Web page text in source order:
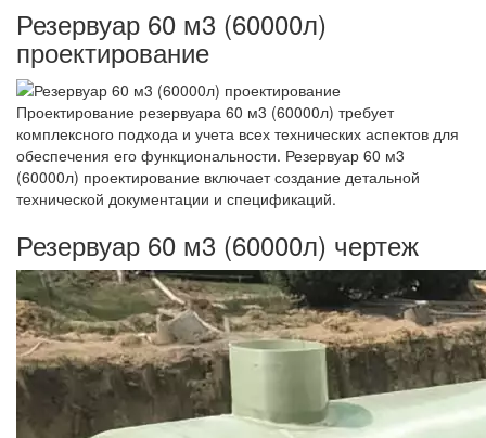
Резервуар 60 м3 (60000л)
проектирование
Проектирование резервуара 60 м3 (60000л) требует
комплексного подхода и учета всех технических аспектов для
обеспечения его функциональности. Резервуар 60 м3
(60000л) проектирование включает создание детальной
технической документации и спецификаций.
Резервуар 60 м3 (60000л) чертеж